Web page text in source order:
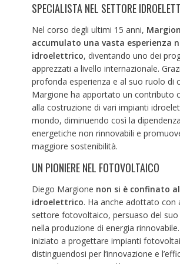
SPECIALISTA NEL SETTORE
Nel corso degli ultimi 15 anni,
accumulato una vasta esperienza
idroelettrico, diventando uno dei
apprezzati a livello internazionale.
profonda esperienza e al suo ruolo di
Margione ha apportato un contributo
alla costruzione di vari impianti
mondo, diminuendo così la
energetiche non rinnovabili e
maggiore sostenibilità.
UN PIONIERE NEL FOTOVOLTAICO
Diego Margione non si è confinato
idroelettrico. Ha anche adottato con
settore fotovoltaico, persuaso del suo
nella produzione di energia
iniziato a progettare impianti
distinguendosi per l’innovazione e